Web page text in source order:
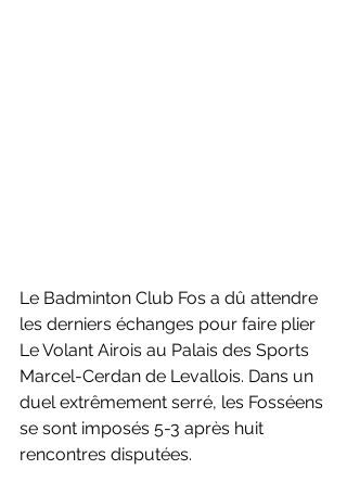
Le Badminton Club Fos a dû attendre
les derniers échanges pour faire plier
Le Volant Airois au Palais des Sports
Marcel-Cerdan de Levallois. Dans un
duel extrêmement serré, les Fosséens
se sont imposés 5-3 après huit
rencontres disputées.